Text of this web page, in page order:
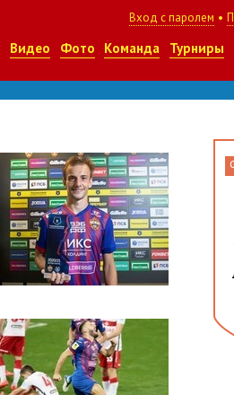
Вход с паролем •
Видео Фото Команда Турниры